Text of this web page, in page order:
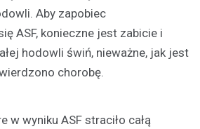
Aby zapobiec
ASF, konieczne jest zabicie i
hodowli świń, nieważne, jak jest
chorobę.
w wyniku ASF straciło całą